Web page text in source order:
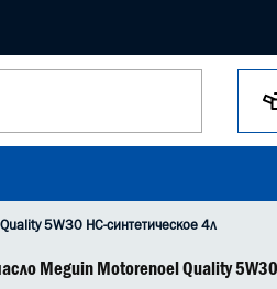
5W30 НС-синтетическое 4л
Meguin Motorenoel Quality